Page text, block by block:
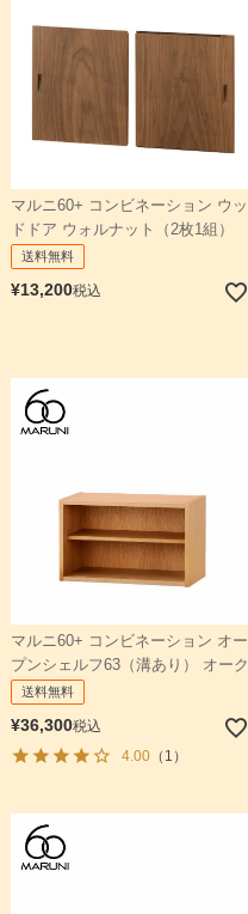
マルニ60+ コンビネーション ウッ
ドドア ウォルナット（2枚1組）
送料無料
¥13,200税込
マルニ60+ コンビネーション オー
プンシェルフ63（溝あり） オーク
送料無料
¥36,300税込
4.00（1）